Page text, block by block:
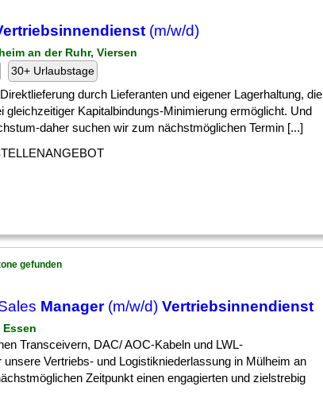
(m/w/d)
an der Ruhr, Viersen
30+ Urlaubstage
durch Lieferanten und eigener Lagerhaltung, die
gleichzeitiger Kapitalbindungs-Minimierung ermöglicht. Und
daher suchen wir zum nächstmöglichen Termin [...]
gefunden
Manager(m/w/d) Vertriebsinnendienst
Essen
Transceivern, DAC/ AOC-Kabeln und LWL-
Vertriebs- und Logistikniederlassung in Mülheim an
Zeitpunkt einen engagierten und zielstrebig